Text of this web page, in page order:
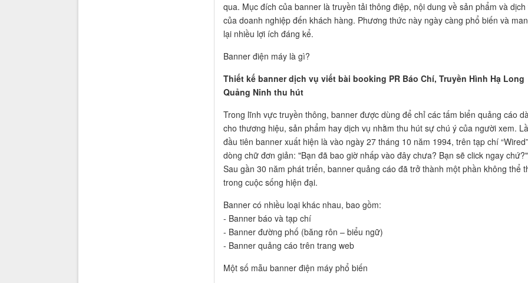
qua. Mục đích của banner là truyền tải thông điệp, nội dung về sản phẩm và dịch
của doanh nghiệp đến khách hàng. Phương thức này ngày càng phổ biến và
lại nhiều lợi ích đáng kể.
Banner điện máy là gì?
Thiết kế banner dịch vụ viết bài booking PR Báo Chí, Truyền Hình Hạ Long
Quảng Ninh thu hút
Trong lĩnh vực truyền thông, banner được dùng để chỉ các tấm biển quảng cáo
cho thương hiệu, sản phẩm hay dịch vụ nhằm thu hút sự chú ý của người xem.
đầu tiên banner xuất hiện là vào ngày 27 tháng 10 năm 1994, trên tạp chí
dòng chữ đơn giản: "Bạn đã bao giờ nhấp vào đây chưa? Bạn sẽ click ngay
Sau gần 30 năm phát triển, banner quảng cáo đã trở thành một phần không thể
trong cuộc sống hiện đại.
Banner có nhiều loại khác nhau, bao gồm:
- Banner báo và tạp chí
- Banner đường phố (băng rôn – biểu ngữ)
- Banner quảng cáo trên trang web
Một số mẫu banner điện máy phổ biến